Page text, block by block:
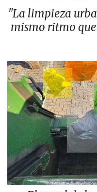
"La limpieza
mismo ritmo